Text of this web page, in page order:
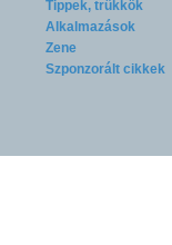
Tippek, trükkök
Alkalmazások
Zene
Szponzorált cikkek